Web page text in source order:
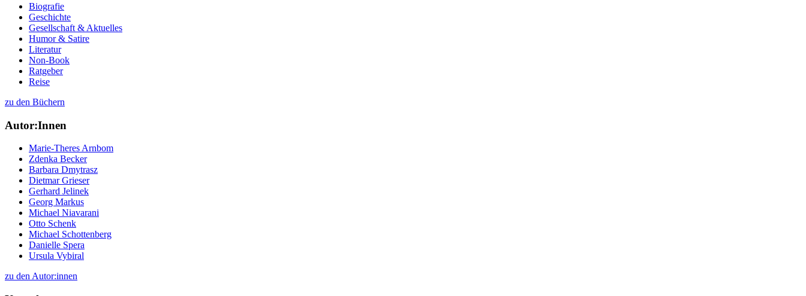
Biografie
Geschichte
Gesellschaft & Aktuelles
Humor & Satire
Literatur
Non-Book
Ratgeber
Reise
zu den Büchern
Autor:Innen
Marie-Theres Arnbom
Zdenka Becker
Barbara Dmytrasz
Dietmar Grieser
Gerhard Jelinek
Georg Markus
Michael Niavarani
Otto Schenk
Michael Schottenberg
Danielle Spera
Ursula Vybiral
zu den Autor:innen